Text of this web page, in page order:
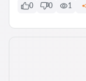
0 0 1